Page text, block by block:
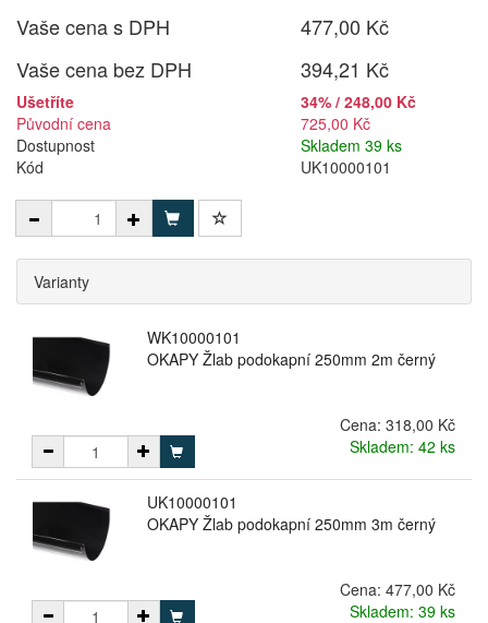
Vaše cena s DPH
477,00 Kč
Vaše cena bez DPH
394,21 Kč
Ušetříte
34% / 248,00 Kč
Původní cena
725,00 Kč
Dostupnost
Skladem 39 ks
Kód
UK10000101
Varianty
WK10000101
OKAPY Žlab podokapní 250mm 2m černý
Cena: 318,00 Kč
Skladem: 42 ks
UK10000101
OKAPY Žlab podokapní 250mm 3m černý
Cena: 477,00 Kč
Skladem: 39 ks